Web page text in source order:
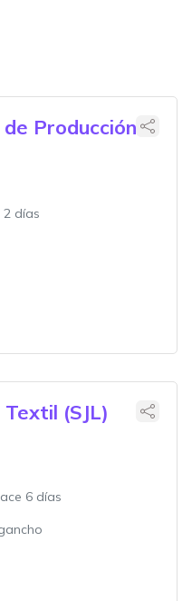
Producción
2 días
(SJL)
6 días